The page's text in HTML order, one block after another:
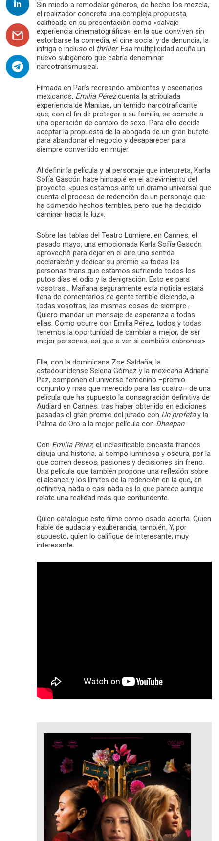
Sin miedo a remodelar géneros, de hecho los mezcla,
el realizador concreta una compleja propuesta,
calificada en su presentación como «salvaje
experiencia cinematográfica», en la que conviven sin
estorbarse la comedia, el cine social y de denuncia, la
intriga e incluso el thriller. Esa multiplicidad acuña un
nuevo subgénero que cabría denominar
narcotransmusical.
Filmada en París recreando ambientes y escenarios
mexicanos, Emilia Pérezcuenta la atribulada
experiencia de Manitas, un temido narcotraficante
que, con el fin de proteger a su familia, se somete a
una operación de cambio de sexo. Para ello decide
aceptar la propuesta de la abogada de un gran bufete
para abandonar el negocio y desaparecer para
siempre convertido en mujer.
Al definir la película y al personaje que interpreta, Karla
Sofía Gascón hace hincapié en el atrevimiento del
proyecto, «pues estamos ante un drama universal que
cuenta el proceso de redención de un personaje que
ha cometido hechos terribles, pero que ha decidido
caminar hacia la luz».
Sobre las tablas del Teatro Lumiere, en Cannes, el
pasado mayo, una emocionada Karla Sofía Gascón
aprovechó para dejar en el aire una sentida
declaración y dedicar su premio «a todas las
personas trans que estamos sufriendo todos los
putos días el odio y la denigración. Esto es para
vosotras… Mañana seguramente esta noticia estará
llena de comentarios de gente terrible diciendo, a
todas vosotras, las mismas cosas de siempre…
Quiero mandar un mensaje de esperanza a todas
ellas. Como ocurre con Emilia Pérez, todos y todas
tenemos la oportunidad de cambiar a mejor, de ser
mejor personas, así que a ver si cambiáis cabrones».
Ella, con la dominicana Zoe Saldaña, la
estadounidense Selena Gómez y la mexicana Adriana
Paz, componen el universo femenino –premio
conjunto y más que merecido para las cuatro– de una
película que ha supuesto la consagración definitiva de
Audiard en Cannes, tras haber obtenido en ediciones
pasadas el gran premio del jurado con Un profetay la
Palma de Oro a la mejor película con Dheepan.
Con Emilia Pérez, el inclasificable cineasta francés
dibuja una historia, al tiempo luminosa y oscura, por la
que corren deseos, pasiones y decisiones sin freno.
Una película que también propone una reflexión sobre
el alcance y los límites de la redención en la que, en
definitiva, nada o casi nada es lo que parece aunque
relate una realidad más que contundente.
Quien catalogue este filme como osado acierta. Quien
hable de audacia y exuberancia, también. Y, por
supuesto, quien lo califique de interesante; muy
interesante.